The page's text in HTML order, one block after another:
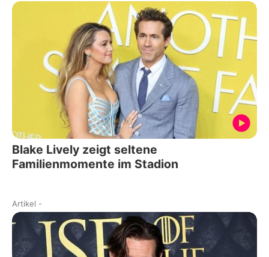
Blake Lively zeigt seltene
Familienmomente im Stadion
Artikel -